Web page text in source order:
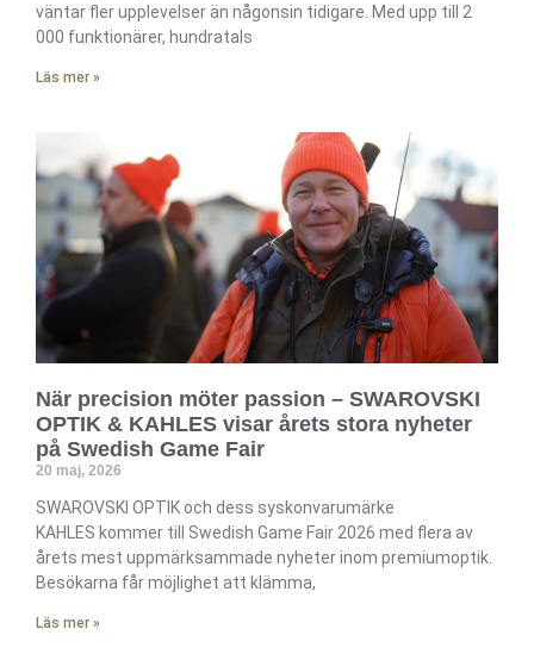
väntar fler upplevelser än någonsin tidigare. Med upp till 2
000 funktionärer, hundratals
Läs mer »
När precision möter passion – SWAROVSKI
OPTIK & KAHLES visar årets stora nyheter
på Swedish Game Fair
20 maj, 2026
SWAROVSKI OPTIK och dess syskonvarumärke
KAHLES kommer till Swedish Game Fair 2026 med flera av
årets mest uppmärksammade nyheter inom premiumoptik.
Besökarna får möjlighet att klämma,
Läs mer »